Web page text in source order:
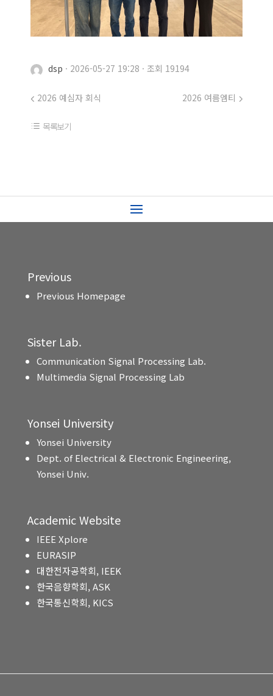
dsp · 2026-05-27 19:28 · 조회 19194
2026 예심자 회식 2026 여름엠티
목록보기
Previous
Previous Homepage
Sister Lab.
Communication Signal Processing Lab.
Multimedia Signal Processing Lab
Yonsei University
Yonsei University
Dept. of Electrical & Electronic Engineering,
Yonsei Univ.
Academic Website
IEEE Xplore
EURASIP
대한전자공학회, IEEK
한국음향학회, ASK
한국통신학회, KICS